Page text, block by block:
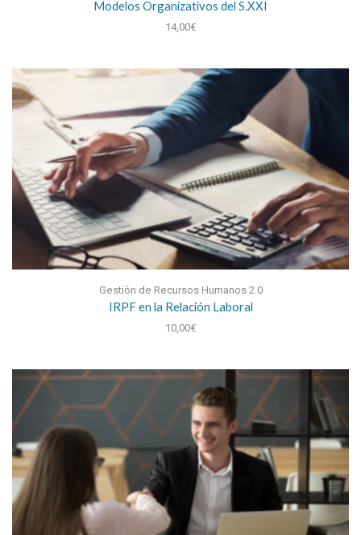
Modelos Organizativos del S.XXI
14,00€
Gestión de Recursos Humanos 2.0
IRPF en la Relación Laboral
10,00€